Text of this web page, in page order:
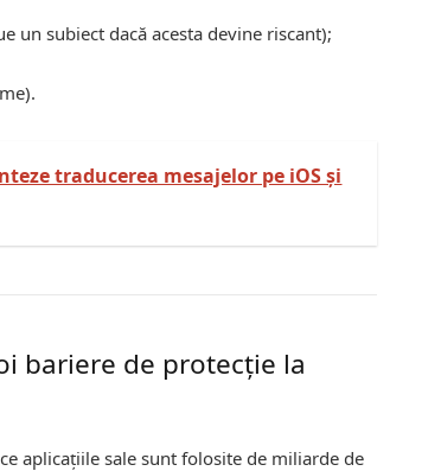
un subiect dacă acesta devine riscant);
traducerea mesajelor pe iOS și
bariere de protecție la
aplicațiile sale sunt folosite de miliarde de